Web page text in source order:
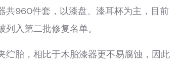
共960件套，以漆盘、漆耳杯为主，目前
入第二批修复名单。
胎，相比于木胎漆器更不易腐蚀，因此